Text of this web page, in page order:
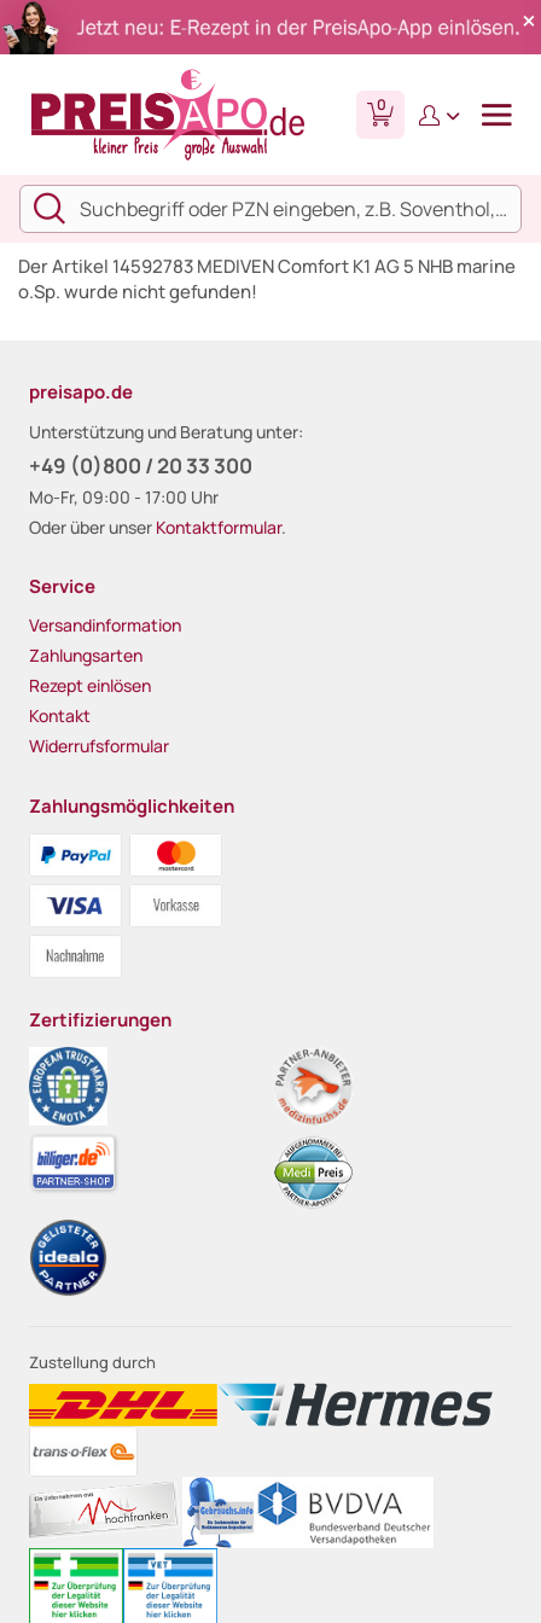
0
Der Artikel 14592783 MEDIVEN Comfort K1 AG 5 NHB marine
o.Sp. wurde nicht gefunden!
preisapo.de
Unterstützung und Beratung unter:
+49 (0)800 / 20 33 300
Mo-Fr, 09:00 - 17:00 Uhr
Oder über unser Kontaktformular.
Service
Versandinformation
Zahlungsarten
Rezept einlösen
Kontakt
Widerrufsformular
Zahlungsmöglichkeiten
Zertifizierungen
Zustellung durch